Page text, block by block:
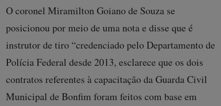
O coronel Miramilton Goiano de Souza se
posicionou por meio de uma nota e disse que é
instrutor de tiro “credenciado pelo Departamento de
Polícia Federal desde 2013, esclarece que os dois
contratos referentes à capacitação da Guarda Civil
Municipal de Bonfim foram feitos com base em